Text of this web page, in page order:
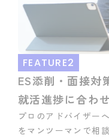
FEATURE2
ES添削・面接対
就活進捗に合わ
プロのアドバイザー
をマンツーマンで相